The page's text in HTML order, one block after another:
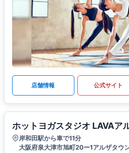
店舗情報 公式サイト
ホットヨガスタジオ LAVAア
岸和田駅から車で11分
大阪府泉大津市旭町20ー1アルザタウ